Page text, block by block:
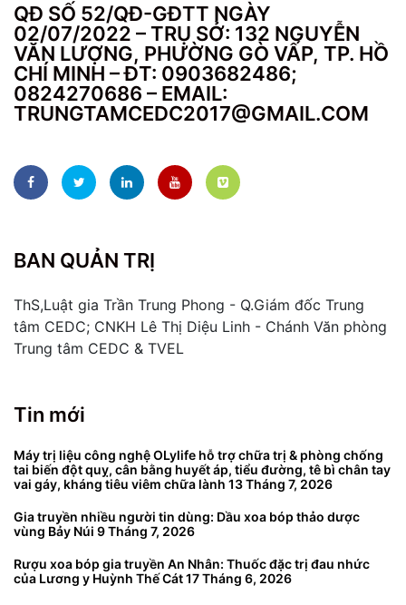
QĐ SỐ 52/QĐ-GĐTT NGÀY
02/07/2022 – TRỤ SỞ: 132 NGUYỄN
VĂN LƯỢNG, PHƯỜNG GÒ VẤP, TP. HỒ
CHÍ MINH – ĐT: 0903682486;
0824270686 – EMAIL:
TRUNGTAMCEDC2017@GMAIL.COM
BAN QUẢN TRỊ
ThS,Luật gia Trần Trung Phong - Q.Giám đốc Trung
tâm CEDC; CNKH Lê Thị Diệu Linh - Chánh Văn phòng
Trung tâm CEDC & TVEL
Tin mới
Máy trị liệu công nghệ OLylife hỗ trợ chữa trị & phòng chống
tai biến đột quỵ, cân bằng huyết áp, tiểu đường, tê bì chân tay
vai gáy, kháng tiêu viêm chữa lành 13 Tháng 7, 2026
Gia truyền nhiều người tin dùng: Dầu xoa bóp thảo dược
vùng Bảy Núi 9 Tháng 7, 2026
Rượu xoa bóp gia truyền An Nhân: Thuốc đặc trị đau nhức
của Lương y Huỳnh Thế Cát17 Tháng 6, 2026